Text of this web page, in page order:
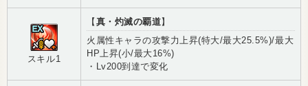
スキル1
【 真・灼滅の覇道】
火属性キャラの攻撃力上昇(特大/最大25.5%)/最大
HP上昇(小/最大16%)
・Lv200到達で変化